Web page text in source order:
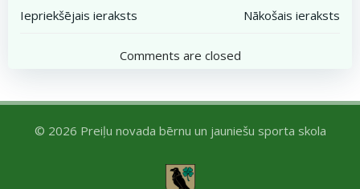
Post
navigation
Iepriekšējais ieraksts
navigation
Nākošais ieraksts
Comments are closed
© 2026 Preiļu novada bērnu un jauniešu sporta skola